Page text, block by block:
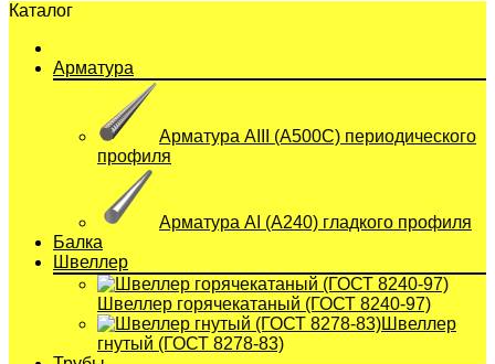
Каталог
Арматура
Арматура АIII (А500С) периодического
профиля
Арматура АI (A240) гладкого профиля
Балка
Швеллер
Швеллер горячекатаный (ГОСТ 8240-97)
Швеллер
гнутый (ГОСТ 8278-83)